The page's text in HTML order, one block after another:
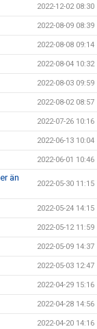
2022-12-02 08:30
2022-08-09 08:39
2022-08-08 09:14
2022-08-04 10:32
2022-08-03 09:59
2022-08-02 08:57
2022-07-26 10:16
2022-06-13 10:04
2022-06-01 10:46
än
2022-05-30 11:15
2022-05-24 14:15
2022-05-12 11:59
2022-05-09 14:37
2022-05-03 12:47
2022-04-29 15:16
2022-04-28 14:56
2022-04-20 14:16